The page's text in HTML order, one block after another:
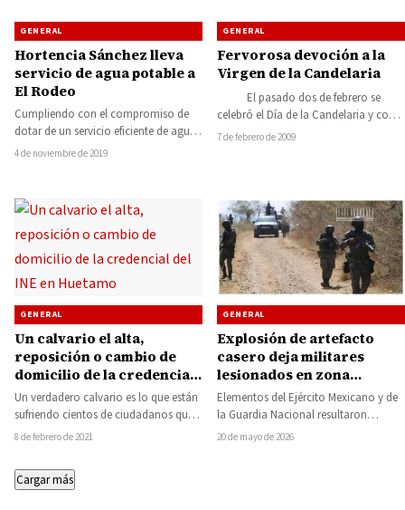
GENERAL
Hortencia Sánchez lleva
servicio de agua potable a
El Rodeo
Cumpliendo con el compromiso de
dotar de un servicio eficiente de agua
potable a la localidad de El…
4 de noviembre de 2019
GENERAL
Fervorosa devoción a la
Virgen de la Candelaria
El pasado dos de febrero se
celebró el Día de la Candelaria y con
ello una de…
7 de febrero de 2009
GENERAL
Un calvario el alta,
reposición o cambio de
domicilio de la credencial
del INE en Huetamo
Un verdadero calvario es lo que están
sufriendo cientos de ciudadanos que
residen en la cabecera o en…
8 de febrero de 2021
GENERAL
Explosión de artefacto
casero deja militares
lesionados en zona
serrana de Cotija
Elementos del Ejército Mexicano y de
la Guardia Nacional resultaron
lesionados luego de la detonación de
20 de mayo de 2026
Cargar más